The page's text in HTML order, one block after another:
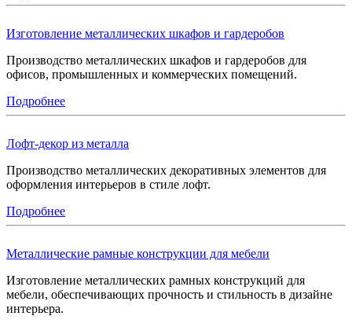
Изготовление металлических шкафов и гардеробов
Производство металлических шкафов и гардеробов для
офисов, промышленных и коммерческих помещений.
Подробнее
Лофт-декор из металла
Производство металлических декоративных элементов для
оформления интерьеров в стиле лофт.
Подробнее
Металлические рамные конструкции для мебели
Изготовление металлических рамных конструкций для
мебели, обеспечивающих прочность и стильность в дизайне
интерьера.